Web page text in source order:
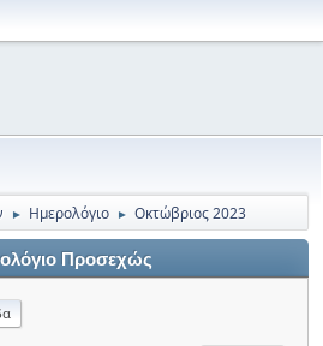
► Ημερολόγιο ► Οκτώβριος 2023
Προσεχώς